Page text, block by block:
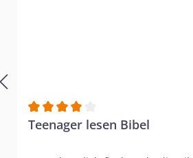
Durchschnittliche Bewertung
Teenager lesen Bibel